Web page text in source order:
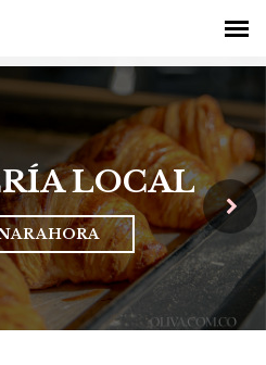
LOCAL
AHORA